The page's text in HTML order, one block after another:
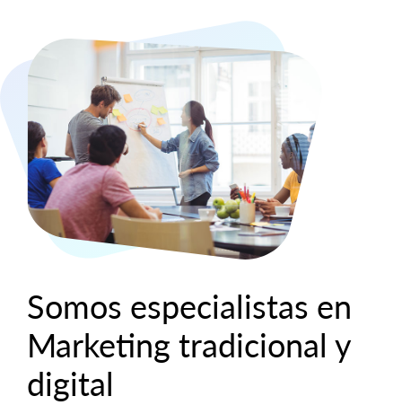
Somos especialistas en
Marketing tradicional y
digital